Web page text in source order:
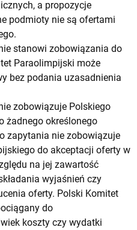
a propozycje
podmioty nie są ofertami
stanowi zobowiązania do
Paraolimpijski może
bez podania uzasadnienia
zobowiązuje Polskiego
żadnego określonego
zapytania nie zobowiązuje
do akceptacji oferty w
na jej zawartość
wyjaśnień czy
oferty. Polski Komitet
do
koszty czy wydatki